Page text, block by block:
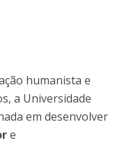
humanista e
a Universidade
em desenvolver
e